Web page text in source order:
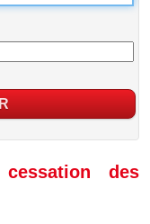
des